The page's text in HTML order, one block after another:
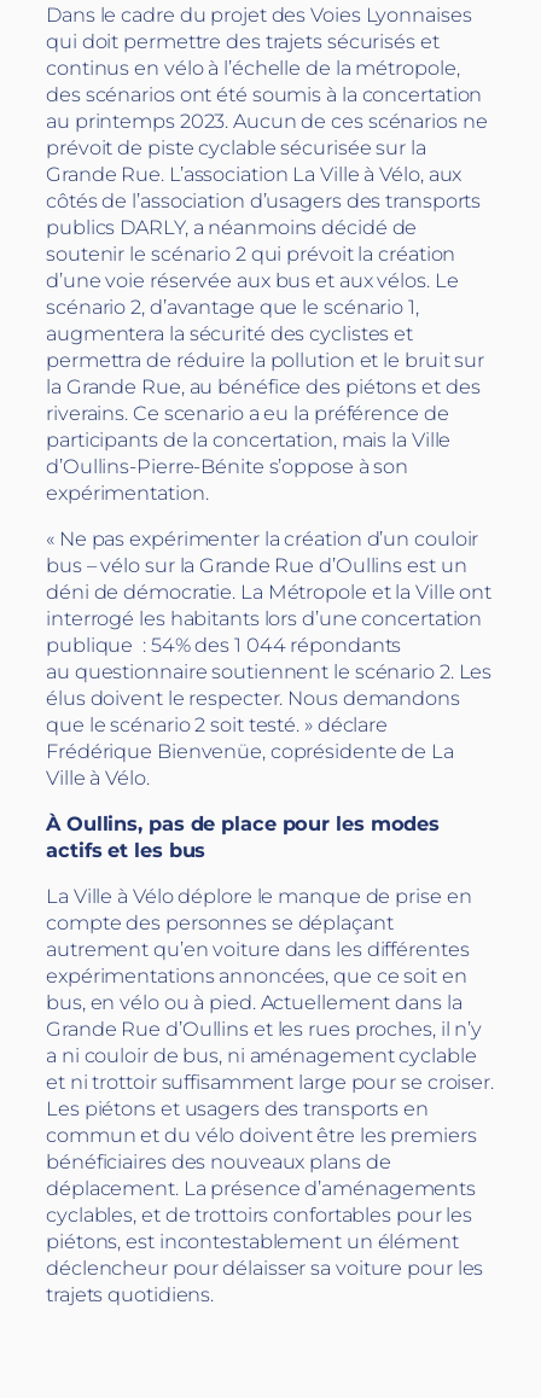
Dans le cadre du projet des Voies Lyonnaises
qui doit permettre des trajets sécurisés et
continus en vélo à l’échelle de la métropole,
des scénarios ont été soumis à la concertation
au printemps 2023. Aucun de ces scénarios ne
prévoit de piste cyclable sécurisée sur la
Grande Rue. L’association La Ville à Vélo, aux
côtés de l’association d’usagers des transports
publics DARLY, a néanmoins décidé de
soutenir le scénario 2 qui prévoit la création
d’une voie réservée aux bus et aux vélos. Le
scénario 2, d’avantage que le scénario 1,
augmentera la sécurité des cyclistes et
permettra de réduire la pollution et le bruit sur
la Grande Rue, au bénéfice des piétons et des
riverains. Ce scenario a eu la préférence de
participants de la concertation, mais la Ville
d’Oullins-Pierre-Bénite s’oppose à son
expérimentation.
« Ne pas expérimenter la création d’un couloir
bus – vélo sur la Grande Rue d’Oullins est un
déni de démocratie. La Métropole et la Ville ont
interrogé les habitants lors d’une concertation
publique : 54% des 1 044 répondants
au questionnaire soutiennent le scénario 2. Les
élus doivent le respecter. Nous demandons
que le scénario 2 soit testé. » déclare
Frédérique Bienvenüe, coprésidente de La
Ville à Vélo.
À Oullins, pas de place pour les modes
actifs et les bus
La Ville à Vélo déplore le manque de prise en
compte des personnes se déplaçant
autrement qu’en voiture dans les différentes
expérimentations annoncées, que ce soit en
bus, en vélo ou à pied. Actuellement dans la
Grande Rue d’Oullins et les rues proches, il n’y
a ni couloir de bus, ni aménagement cyclable
et ni trottoir suffisamment large pour se croiser.
Les piétons et usagers des transports en
commun et du vélo doivent être les premiers
bénéficiaires des nouveaux plans de
déplacement. La présence d’aménagements
cyclables, et de trottoirs confortables pour les
piétons, est incontestablement un élément
déclencheur pour délaisser sa voiture pour les
trajets quotidiens.